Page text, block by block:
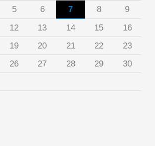
5 6 7 8
9
12 13 14 15
16
19 20 21 22
23
26 27 28 29
30